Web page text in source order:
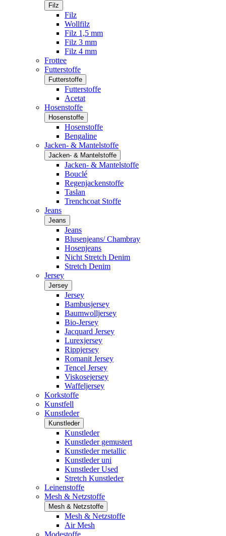
Filz
Filz
Wollfilz
Filz 1,5 mm
Filz 3 mm
Filz 4 mm
Frottee
Futterstoffe
Futterstoffe
Futterstoffe
Acetat
Hosenstoffe
Hosenstoffe
Hosenstoffe
Bengaline
Jacken- & Mantelstoffe
Jacken- & Mantelstoffe
Jacken- & Mantelstoffe
Bouclé
Regenjackenstoffe
Taslan
Trenchcoat Stoffe
Jeans
Jeans
Jeans
Blusenjeans/ Chambray
Hosenjeans
Nicht Stretch Denim
Stretch Denim
Jersey
Jersey
Jersey
Bambusjersey
Baumwolljersey
Bio-Jersey
Jacquard Jersey
Lurexjersey
Rippjersey
Romanit Jersey
Tencel Jersey
Viskosejersey
Waffeljersey
Korkstoffe
Kunstfell
Kunstleder
Kunstleder
Kunstleder
Kunstleder gemustert
Kunstleder metallic
Kunstleder uni
Kunstleder Used
Stretch Kunstleder
Leinenstoffe
Mesh & Netzstoffe
Mesh & Netzstoffe
Mesh & Netzstoffe
Air Mesh
Modestoffe